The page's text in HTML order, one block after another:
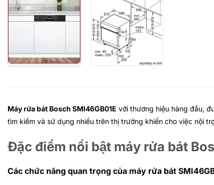
Máy rửa bát Bosch SMI46GB01E với thương hiệu hàng đầu,
tìm kiếm và sử dụng nhiều trên thị trường khiến cho việc nội
Đặc điểm nổi bật máy rửa bát
Các chức năng quan trọng của máy rửa bát